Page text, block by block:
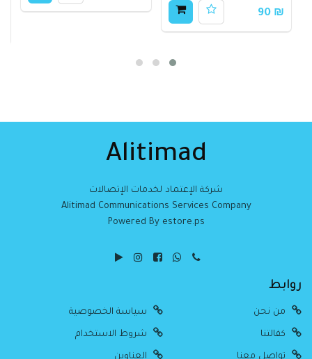
₪ 90
Alitimad
شركة الإعتماد لخدمات الإتصالات
Alitimad Communications Services Company
Powered By estore.ps
روابط
من نحن سياسة الخصوصية
كفالتنا شروط الاستخدام
تواصل معنا العناوين